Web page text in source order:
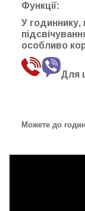
Функції:
У годиннику,
особливо
Для
Можете до